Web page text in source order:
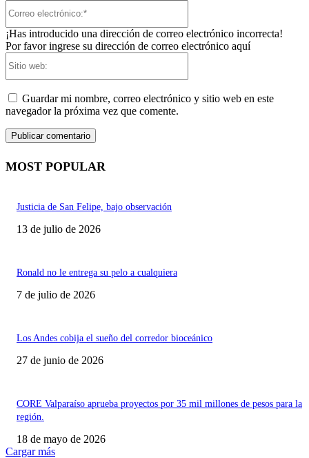
¡Has introducido una dirección de correo electrónico incorrecta!
Por favor ingrese su dirección de correo electrónico aquí
Guardar mi nombre, correo electrónico y sitio web en este
navegador la próxima vez que comente.
MOST POPULAR
Justicia de San Felipe, bajo observación
13 de julio de 2026
Ronald no le entrega su pelo a cualquiera
7 de julio de 2026
Los Andes cobija el sueño del corredor bioceánico
27 de junio de 2026
CORE Valparaíso aprueba proyectos por 35 mil millones de pesos para la
región.
18 de mayo de 2026
Cargar más